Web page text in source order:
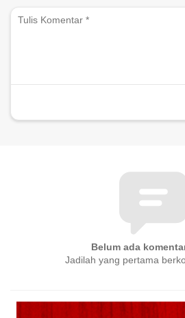
Belum ada
Jadilah yang pertama